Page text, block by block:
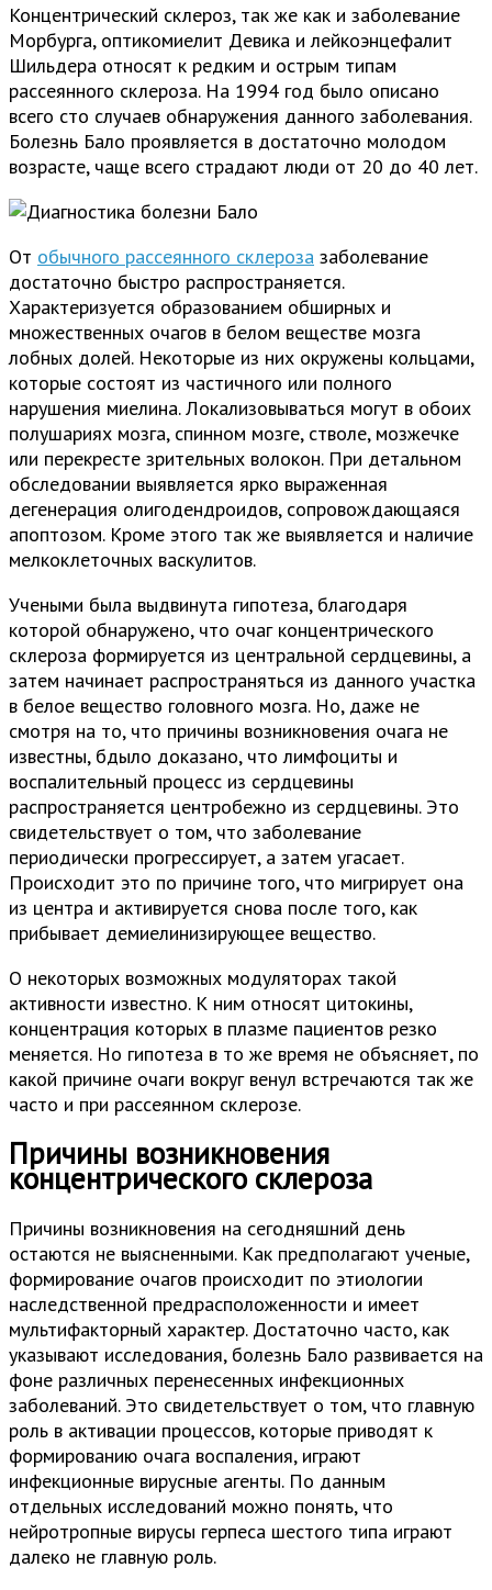
Концентрический склероз, так же как и заболевание
Морбурга, оптикомиелит Девика и лейкоэнцефалит
Шильдера относят к редким и острым типам
рассеянного склероза. На 1994 год было описано
всего сто случаев обнаружения данного заболевания.
Болезнь Бало проявляется в достаточно молодом
возрасте, чаще всего страдают люди от 20 до 40 лет.
От обычного рассеянного склероза заболевание
достаточно быстро распространяется.
Характеризуется образованием обширных и
множественных очагов в белом веществе мозга
лобных долей. Некоторые из них окружены кольцами,
которые состоят из частичного или полного
нарушения миелина. Локализовываться могут в обоих
полушариях мозга, спинном мозге, стволе, мозжечке
или перекресте зрительных волокон. При детальном
обследовании выявляется ярко выраженная
дегенерация олигодендроидов, сопровождающаяся
апоптозом. Кроме этого так же выявляется и наличие
мелкоклеточных васкулитов.
Учеными была выдвинута гипотеза, благодаря
которой обнаружено, что очаг концентрического
склероза формируется из центральной сердцевины, а
затем начинает распространяться из данного участка
в белое вещество головного мозга. Но, даже не
смотря на то, что причины возникновения очага не
известны, бдыло доказано, что лимфоциты и
воспалительный процесс из сердцевины
распространяется центробежно из сердцевины. Это
свидетельствует о том, что заболевание
периодически прогрессирует, а затем угасает.
Происходит это по причине того, что мигрирует она
из центра и активируется снова после того, как
прибывает демиелинизирующее вещество.
О некоторых возможных модуляторах такой
активности известно. К ним относят цитокины,
концентрация которых в плазме пациентов резко
меняется. Но гипотеза в то же время не объясняет, по
какой причине очаги вокруг венул встречаются так же
часто и при рассеянном склерозе.
Причины возникновения
концентрического склероза
Причины возникновения на сегодняшний день
остаются не выясненными. Как предполагают ученые,
формирование очагов происходит по этиологии
наследственной предрасположенности и имеет
мультифакторный характер. Достаточно часто, как
указывают исследования, болезнь Бало развивается на
фоне различных перенесенных инфекционных
заболеваний. Это свидетельствует о том, что главную
роль в активации процессов, которые приводят к
формированию очага воспаления, играют
инфекционные вирусные агенты. По данным
отдельных исследований можно понять, что
нейротропные вирусы герпеса шестого типа играют
далеко не главную роль.